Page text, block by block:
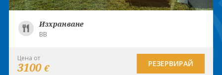
Изхранване
BB
РЕЗЕРВИРАЙ
Цена от
3100 €